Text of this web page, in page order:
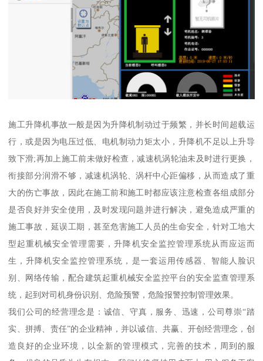
施工升降机事故一般是因为升降机制动过于频繁，并长时间超载运
行，或是因为电压过低、电机制动力矩太小，升降机不足以上升导
致下滑;再加上施工前未做好检查，减速机涡轮油未及时进行更换，
衔接部分润滑不够，减速机涡轮、涡杆中心距偏移，从而造成了重
大的伤亡事故，因此在施工前和施工时都应该注意检查各组成部分
是否良好并安全使用，及时发现问题并进行解决，避免造成严重的
施工事故，延误工期，甚至危害施工人员的生命安全，针对工地大
型起重机械安全管理需要，升降机安全监控管理系统从而应运而
生，升降机安全监控管理系统，是一套运用传感器、智能人脸识
别、网络传输，配合建筑起重机械安全监控平台的安全监查管理系
统，起到对司机身份识别、危险预警，危险报警控制管理效果。
我们公司的经营理念是：诚信、守真，服务、迅速，公司尊崇“踏
实、拼搏、责任”的企业精神，并以诚信、共赢、开创经营理念，创
造良好的企业环境，以全新的管理模式，完善的技术，周到的服